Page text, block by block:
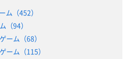
ム（452）
（94）
ーム（68）
ーム（115）